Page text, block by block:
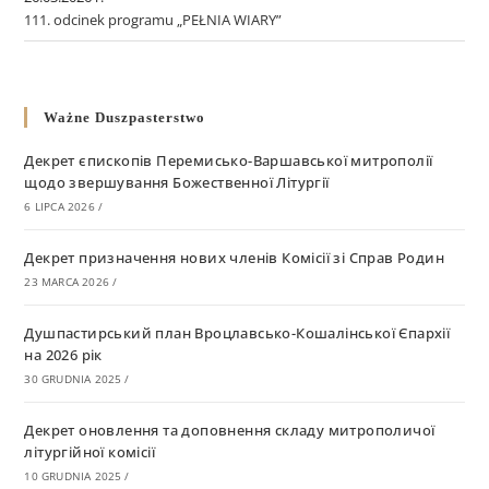
111. odcinek programu „PEŁNIA WIARY”
Ważne Duszpasterstwo
Декрет єпископів Перемисько-Варшавської митрополії
щодо звершування Божественної Літургії
6 LIPCA 2026 /
Декрет призначення нових членів Комісії зі Справ Родин
23 MARCA 2026 /
Душпастирський план Вроцлавсько-Кошалінської Єпархії
на 2026 рік
30 GRUDNIA 2025 /
Декрет оновлення та доповнення складу митрополичої
літургійної комісії
10 GRUDNIA 2025 /